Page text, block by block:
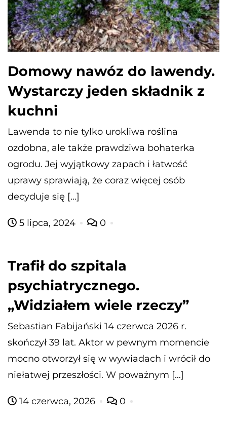
Domowy nawóz do lawendy.
Wystarczy jeden składnik z
kuchni
Lawenda to nie tylko urokliwa roślina
ozdobna, ale także prawdziwa bohaterka
ogrodu. Jej wyjątkowy zapach i łatwość
uprawy sprawiają, że coraz więcej osób
decyduje się […]
5 lipca, 2024 0
Trafił do szpitala
psychiatrycznego.
„Widziałem wiele rzeczy”
Sebastian Fabijański 14 czerwca 2026 r.
skończył 39 lat. Aktor w pewnym momencie
mocno otworzył się w wywiadach i wrócił do
niełatwej przeszłości. W poważnym […]
14 czerwca, 2026 0